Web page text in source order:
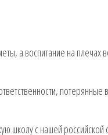
а воспитание на плечах
потерянные
школу с нашей российской